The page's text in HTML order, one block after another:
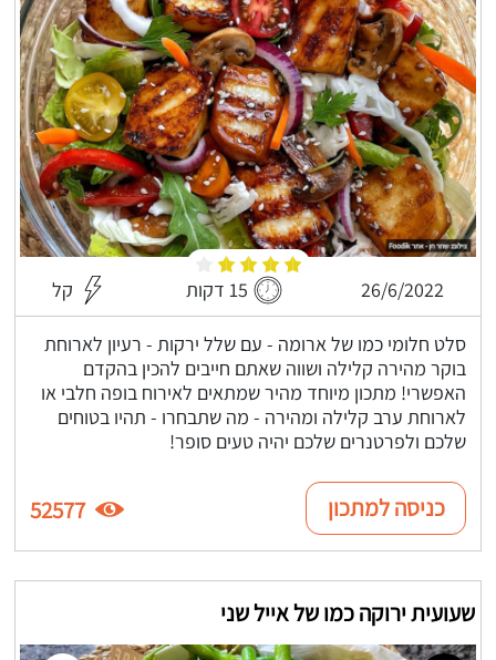
26/6/2022 15 דקות קל
סלט חלומי כמו של ארומה - עם שלל ירקות - רעיון לארוחת
בוקר מהירה קלילה ושווה שאתם חייבים להכין בהקדם
האפשרי! מתכון מיוחד מהיר שמתאים לאירוח בופה חלבי או
לארוחת ערב קלילה ומהירה - מה שתבחרו - תהיו בטוחים
שלכם ולפרטנרים שלכם יהיה טעים סופר!
כניסה למתכון 52577
שעועית ירוקה כמו של אייל שני